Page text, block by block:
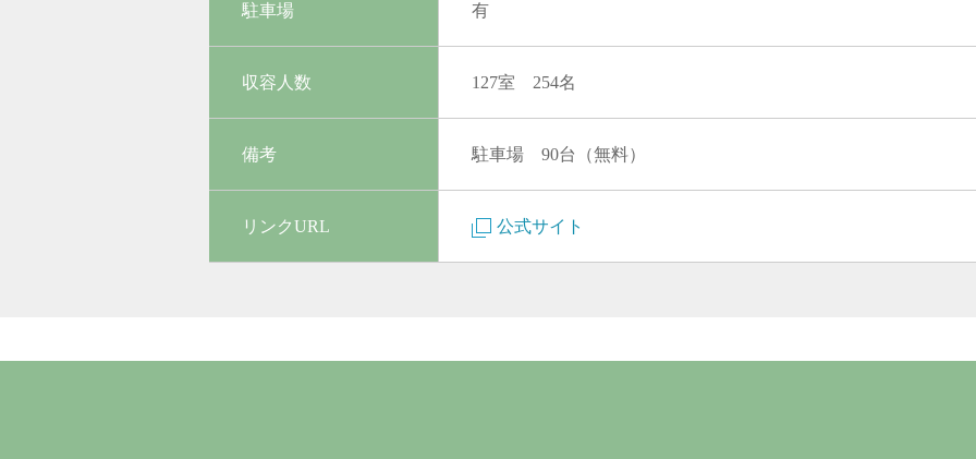
駐車場 有
収容人数 127室 254名
備考 駐車場 90台（無料）
リンクURL 公式サイト